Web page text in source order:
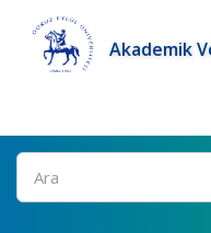
Akademik
Ara